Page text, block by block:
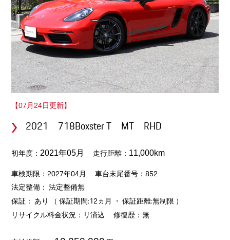
【07月24日更新】
2021 718Boxster T MT RHD
初年度：2021年05月 走行距離： 11,000km
車検期限：2027年04月
車台末尾番号：852
法定整備： 法定整備無
保証： あり （ 保証期間:12ヵ月 ・ 保証距離:無制限 ）
リサイクル料金状況：リ済込
修復歴：無